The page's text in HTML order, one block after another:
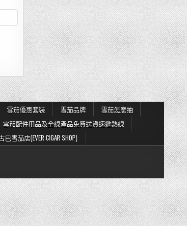
雪茄優惠套裝 雪茄品牌
雪茄怎麼抽
雪茄配件用品及全線產品免費送貨速遞熱線
雪茄店(EVER CIGAR SHOP)